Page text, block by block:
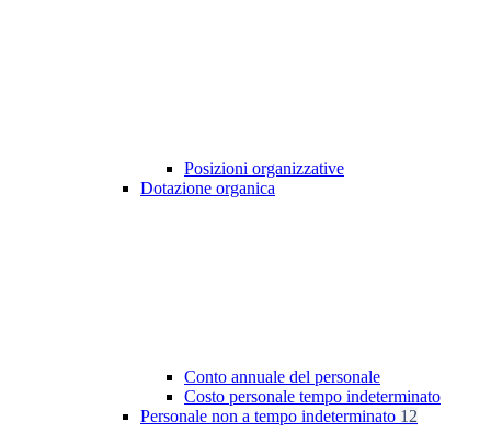
Posizioni organizzative
Dotazione organica
Conto annuale del personale
Costo personale tempo indeterminato
Personale non a tempo indeterminato 12